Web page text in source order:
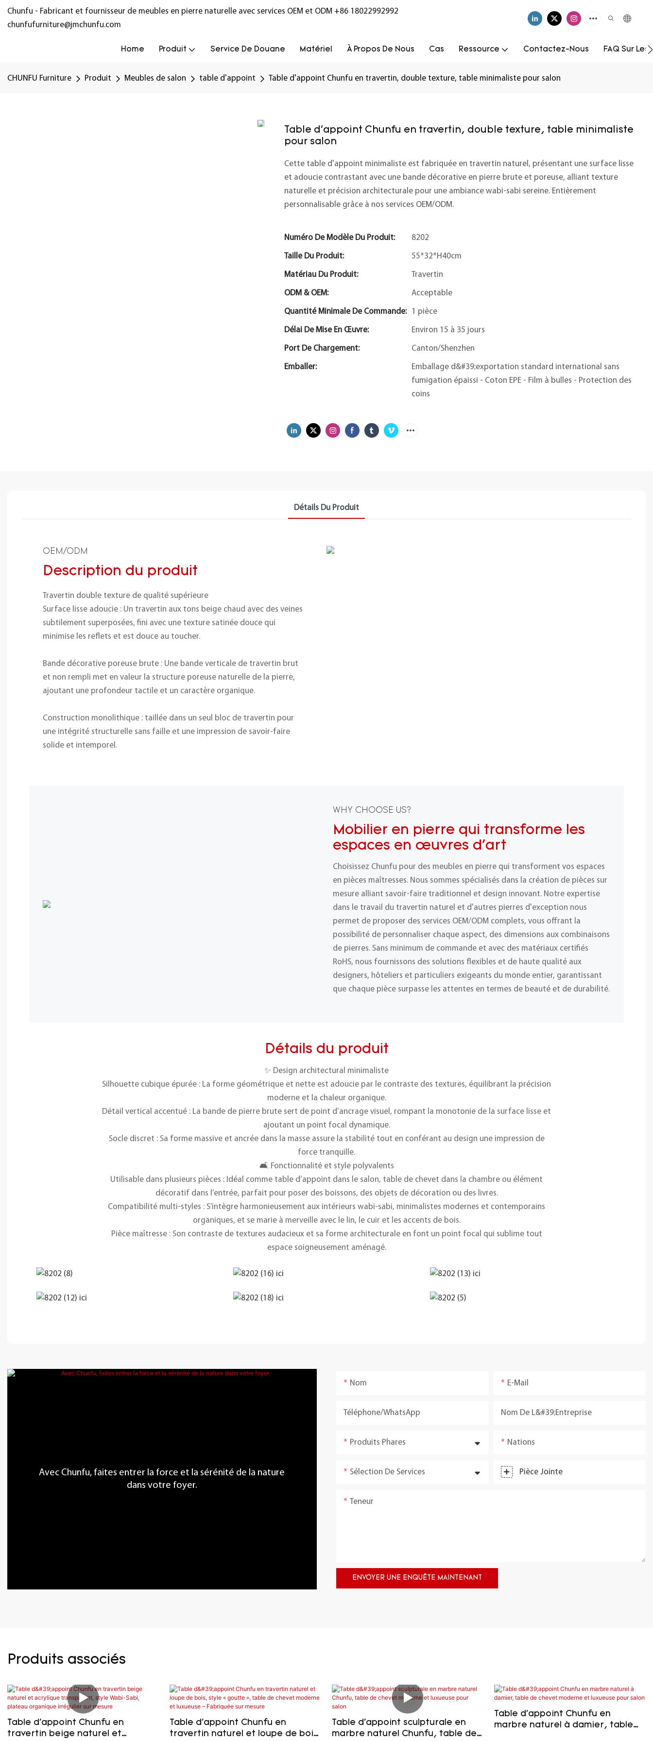
Chunfu - Fabricant et fournisseur de meubles en pierre naturelle avec services OEM et ODM +86 18022992992
chunfufurniture@jmchunfu.com
Home Produit Service De Douane Matériel À Propos De Nous Cas Ressource Contactez-Nous FAQ Sur
CHUNFU Furniture Produit Meubles de salon table d'appoint Table d'appoint Chunfu en travertin, double texture, table minimaliste pour salon
Table d'appoint Chunfu en travertin, double texture, table minimaliste
pour salon
Cette table d'appoint minimaliste est fabriquée en travertin naturel, présentant une surface lisse
et adoucie contrastant avec une bande décorative en pierre brute et poreuse, alliant texture
naturelle et précision architecturale pour une ambiance wabi-sabi sereine. Entièrement
personnalisable grâce à nos services OEM/ODM.
Numéro De Modèle Du Produit: 8202
Taille Du Produit: 55*32*H40cm
Matériau Du Produit: Travertin
ODM & OEM: Acceptable
Quantité Minimale De Commande: 1 pièce
Délai De Mise En Œuvre: Environ 15 à 35 jours
Port De Chargement: Canton/Shenzhen
Emballer:
Emballage d&#39;exportation standard international sans
fumigation épaissi - Coton EPE - Film à bulles - Protection des
coins
Détails Du Produit
OEM/ODM
Description du produit
Travertin double texture de qualité supérieure
Surface lisse adoucie : Un travertin aux tons beige chaud avec des veines
subtilement superposées, fini avec une texture satinée douce qui
minimise les reflets et est douce au toucher.
Bande décorative poreuse brute : Une bande verticale de travertin brut
et non rempli met en valeur la structure poreuse naturelle de la pierre,
ajoutant une profondeur tactile et un caractère organique.
Construction monolithique : taillée dans un seul bloc de travertin pour
une intégrité structurelle sans faille et une impression de savoir-faire
solide et intemporel.
WHY CHOOSE US?
Mobilier en pierre qui transforme les
espaces en œuvres d'art
Choisissez Chunfu pour des meubles en pierre qui transforment vos espaces
en pièces maîtresses. Nous sommes spécialisés dans la création de pièces sur
mesure alliant savoir-faire traditionnel et design innovant. Notre expertise
dans le travail du travertin naturel et d'autres pierres d'exception nous
permet de proposer des services OEM/ODM complets, vous offrant la
possibilité de personnaliser chaque aspect, des dimensions aux combinaisons
de pierres. Sans minimum de commande et avec des matériaux certifiés
RoHS, nous fournissons des solutions flexibles et de haute qualité aux
designers, hôteliers et particuliers exigeants du monde entier, garantissant
que chaque pièce surpasse les attentes en termes de beauté et de durabilité.
Détails du produit
✨ Design architectural minimaliste
Silhouette cubique épurée : La forme géométrique et nette est adoucie par le contraste des textures, équilibrant la précision
moderne et la chaleur organique.
Détail vertical accentué : La bande de pierre brute sert de point d’ancrage visuel, rompant la monotonie de la surface lisse et
ajoutant un point focal dynamique.
Socle discret : Sa forme massive et ancrée dans la masse assure la stabilité tout en conférant au design une impression de
force tranquille.
🛋️ Fonctionnalité et style polyvalents
Utilisable dans plusieurs pièces : Idéal comme table d’appoint dans le salon, table de chevet dans la chambre ou élément
décoratif dans l’entrée, parfait pour poser des boissons, des objets de décoration ou des livres.
Compatibilité multi-styles : S’intègre harmonieusement aux intérieurs wabi-sabi, minimalistes modernes et contemporains
organiques, et se marie à merveille avec le lin, le cuir et les accents de bois.
Pièce maîtresse : Son contraste de textures audacieux et sa forme architecturale en font un point focal qui sublime tout
espace soigneusement aménagé.
Avec Chunfu, faites entrer la force et la sérénité de la nature
dans votre foyer.
Nom E-Mail
Téléphone/WhatsApp Nom De L&#39;entreprise
Produits Phares Nations
Sélection De Services Pièce Jointe
Teneur
ENVOYER UNE ENQUÊTE MAINTENANT
Produits associés
Table d'appoint Chunfu en
travertin beige naturel et
Table d'appoint Chunfu en
travertin naturel et loupe de bois,
Table d'appoint sculpturale en
marbre naturel Chunfu, table de
Table d'appoint Chunfu en
marbre naturel à damier, table